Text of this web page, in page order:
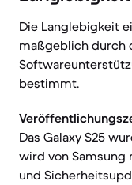
Die Langlebigkeit
maßgeblich durch
bestimmt.
Das Galaxy S25
wird von
und